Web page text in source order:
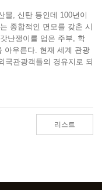
물, 신탄 등인데 100년이
종합적인 면모를 갖춘 시
난쟁이를 업은 주부, 학
아우른다. 현재 세계 관광
국관광객들의 경유지로 되
리스트